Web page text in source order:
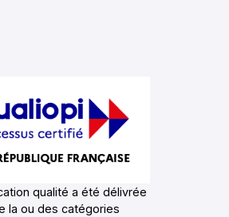
qualité a été délivrée
la ou des catégories